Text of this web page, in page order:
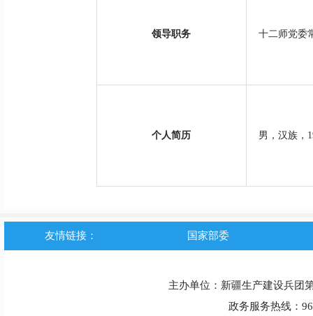
领导职务 十二师党委
个人简历 男，汉族，
友情链接： 国家部委
主办单位：新疆生产建设兵团
政务服务热线：